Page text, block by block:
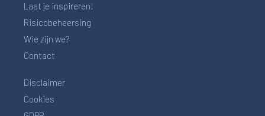
Laat je inspireren!
Risicobeheersing
Wie zijn we?
Contact
Disclaimer
Cookies